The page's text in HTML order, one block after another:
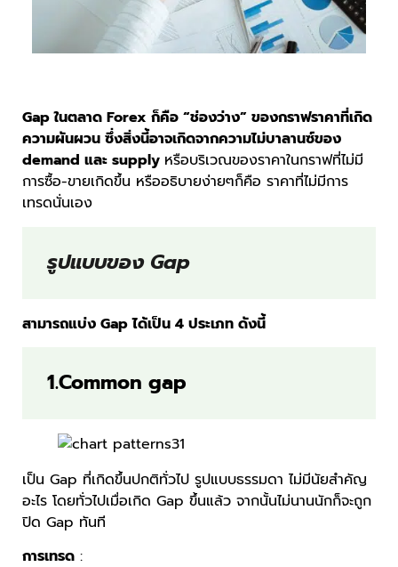
Gap ในตลาด Forex ก็คือ “ช่องว่าง” ของกราฟราคาที่เกิด
ความผันผวน ซึ่งสิ่งนี้อาจเกิดจากความไม่บาลานซ์ของ
demand และ supply หรือบริเวณของราคาในกราฟที่ไม่มี
การซื้อ-ขายเกิดขึ้น หรืออธิบายง่ายๆก็คือ ราคาที่ไม่มีการ
เทรดนั่นเอง
รูปแบบของ Gap
สามารถแบ่ง Gap ได้เป็น 4 ประเภท ดังนี้
1.Common gap
เป็น Gap ที่เกิดขึ้นปกติทั่วไป รูปแบบธรรมดา ไม่มีนัยสำคัญ
อะไร โดยทั่วไปเมื่อเกิด Gap ขึ้นแล้ว จากนั้นไม่นานนักก็จะถูก
ปิด Gap ทันที
การเทรด :